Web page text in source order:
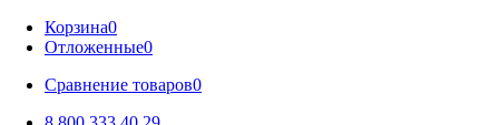
Корзина0
Отложенные0
Сравнение товаров0